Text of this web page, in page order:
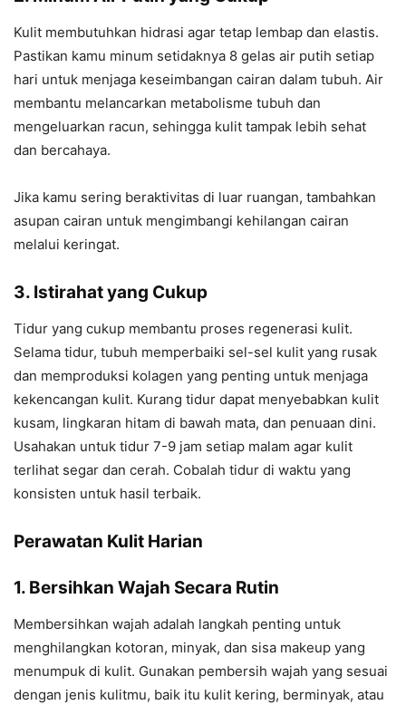
Kulit membutuhkan hidrasi agar tetap lembap dan elastis.
Pastikan kamu minum setidaknya 8 gelas air putih setiap
hari untuk menjaga keseimbangan cairan dalam tubuh. Air
membantu melancarkan metabolisme tubuh dan
mengeluarkan racun, sehingga kulit tampak lebih sehat
dan bercahaya.
Jika kamu sering beraktivitas di luar ruangan, tambahkan
asupan cairan untuk mengimbangi kehilangan cairan
melalui keringat.
3. Istirahat yang Cukup
Tidur yang cukup membantu proses regenerasi kulit.
Selama tidur, tubuh memperbaiki sel-sel kulit yang rusak
dan memproduksi kolagen yang penting untuk menjaga
kekencangan kulit. Kurang tidur dapat menyebabkan kulit
kusam, lingkaran hitam di bawah mata, dan penuaan dini.
Usahakan untuk tidur 7-9 jam setiap malam agar kulit
terlihat segar dan cerah. Cobalah tidur di waktu yang
konsisten untuk hasil terbaik.
Perawatan Kulit Harian
1. Bersihkan Wajah Secara Rutin
Membersihkan wajah adalah langkah penting untuk
menghilangkan kotoran, minyak, dan sisa makeup yang
menumpuk di kulit. Gunakan pembersih wajah yang sesuai
dengan jenis kulitmu, baik itu kulit kering, berminyak, atau